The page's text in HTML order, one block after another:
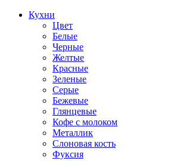
Кухни
Цвет
Белые
Черные
Желтые
Красные
Зеленые
Серые
Бежевые
Глянцевые
Кофе с молоком
Металлик
Слоновая кость
Фуксия